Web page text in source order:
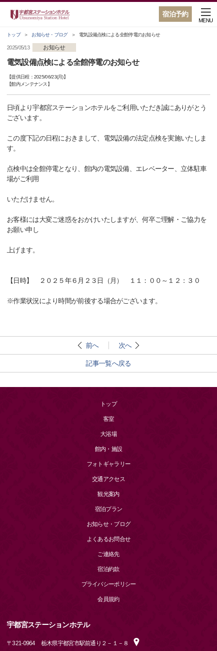
宿泊予約
MENU
トップ お知らせ・ブログ 電気設備点検による全館停電のお知らせ
2025/05/13 お知らせ
電気設備点検による全館停電のお知らせ
【提供日程： 2025/06/23(月)】
【館内メンテナンス 】
日頃より宇都宮ステーションホテルをご利用いただき誠にありがとう
ございます。
この度下記の日程におきまして、電気設備の法定点検を実施いたしま
す。
点検中は全館停電となり、館内の電気設備、エレベーター、立体駐車
場がご利用
いただけません。
お客様には大変ご迷惑をおかけいたしますが、何卒ご理解・ご協力を
お願い申し
上げます。
【日時】 ２０２５年６月２３日（月） １１：００～１２：３０
※作業状況により時間が前後する場合がございます。
前へ 次へ
記事一覧へ戻る
トップ
客室
大浴場
館内・施設
フォトギャラリー
交通アクセス
観光案内
宿泊プラン
お知らせ・ブログ
よくあるお問合せ
ご連絡先
宿泊約款
プライバシーポリシー
会員規約
宇都宮ステーションホテル
〒321-0964 栃木県宇都宮市駅前通り２－１－８